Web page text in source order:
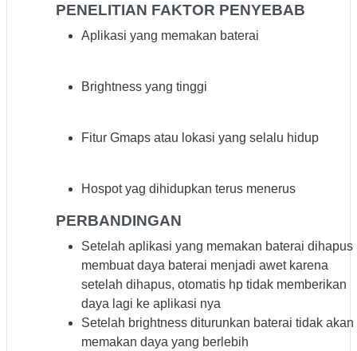
PENELITIAN FAKTOR PENYEBAB
Aplikasi yang memakan baterai
Brightness yang tinggi
Fitur Gmaps atau lokasi yang selalu hidup
Hospot yag dihidupkan terus menerus
PERBANDINGAN
Setelah aplikasi yang memakan baterai dihapus
membuat daya baterai menjadi awet karena
setelah dihapus, otomatis hp tidak memberikan
daya lagi ke aplikasi nya
Setelah brightness diturunkan baterai tidak akan
memakan daya yang berlebih